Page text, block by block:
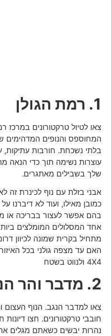
1. רמת הגולן
צאו לטיול טרקטורונים
המחוספס והנופים המדהימים
בלתי נשכחת. חורבות עתיקות,
עוצרות נשימה תוך כדי הנאה
שלך בשבילים מאתגרים.
אבני בזלת עם נוף לכינרת זה
כמובן מאילו, ועוד לא דיברנו
בהם אפשר לעצור בבריכה או
אחד המסלולים המומלצים
מתחיל בקרית שמונה לכיוון
האם עד מצפה גולני בכל
4X4 ולנווט בשטח
2. מדבר והר הנגב
צאו למדבר הנגב. הנוף העצום
חובבי טרקטורונים. חצו דיונות
נהרות יבשים כשאתם מגלים